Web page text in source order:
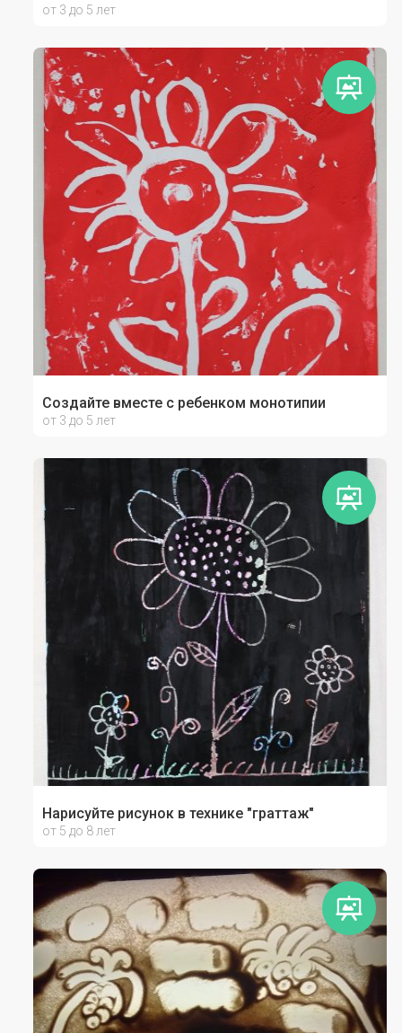
от 3 до 5 лет
Создайте вместе с ребенком монотипии
от 3 до 5 лет
Нарисуйте рисунок в технике "граттаж"
от 5 до 8 лет